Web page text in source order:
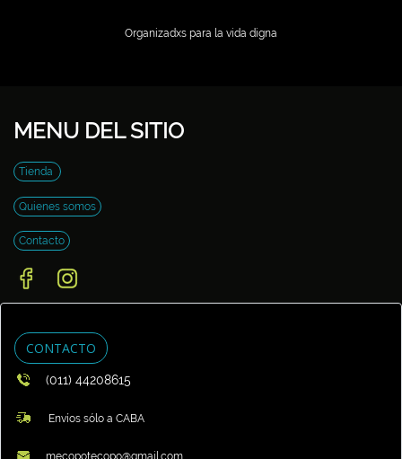
Organizadxs para la vida digna
MENU DEL SITIO
Tienda
Quienes somos
Contacto
CONTACTO
(011) 44208615
Envíos sólo a CABA